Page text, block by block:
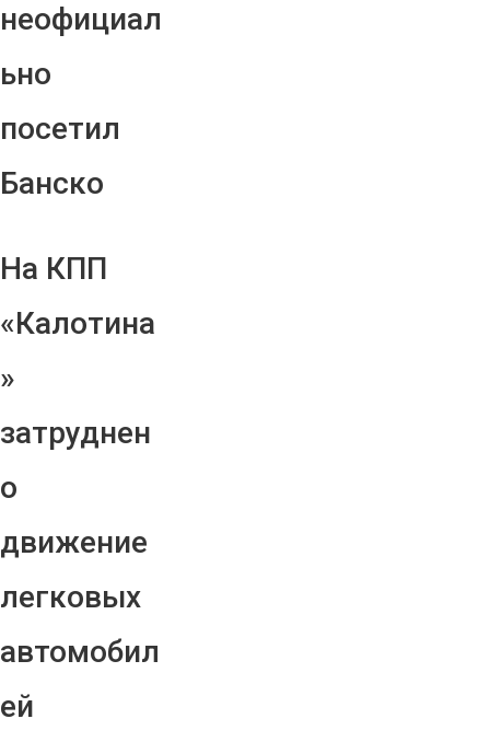
неофициал
ьно
посетил
Банско
На КПП
«Калотина
»
затруднен
о
движение
легковых
автомобил
ей